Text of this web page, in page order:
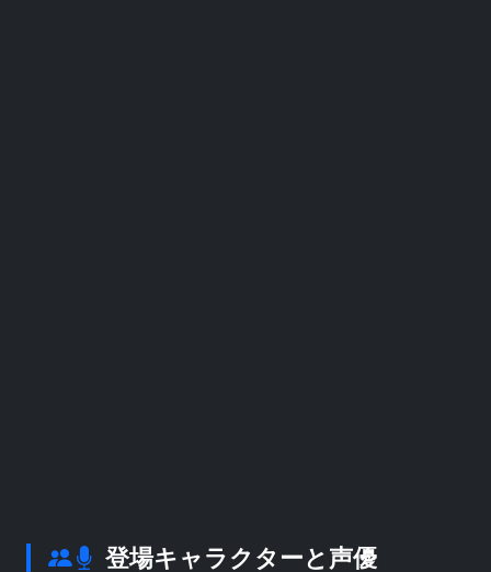
登場キャラクターと声優